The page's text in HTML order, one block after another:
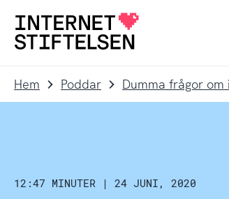
navigering
innehåll
Till
Hem Poddar Dumma frågor
12:47 MINUTER | 24 JUNI, 2020